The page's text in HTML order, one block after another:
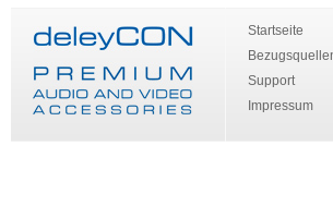
Startseite
Support
Impressum